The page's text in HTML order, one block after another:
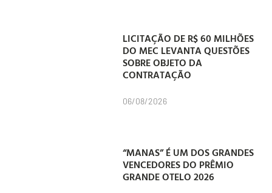
LICITAÇÃO DE R$ 60 MILHÕES
DO MEC LEVANTA QUESTÕES
SOBRE OBJETO DA
CONTRATAÇÃO
06/08/2026
“MANAS” É UM DOS GRANDES
VENCEDORES DO PRÊMIO
GRANDE OTELO 2026